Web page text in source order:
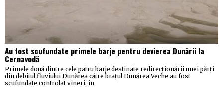
Au fost scufundate primele barje pentru devierea Dunării la
Cernavodă
Primele două dintre cele patru barje destinate redirecționării unei părți
din debitul fluviului Dunărea către brațul Dunărea Veche au fost
scufundate controlat vineri, în